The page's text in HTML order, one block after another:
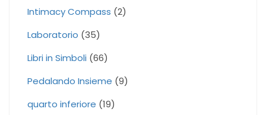
Intimacy Compass (2)
Laboratorio (35)
Libri in Simboli (66)
Pedalando Insieme (9)
quarto inferiore (19)